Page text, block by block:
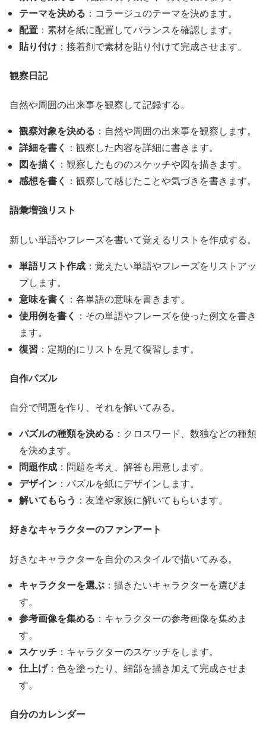
テーマを決める ：コラージュのテーマを決めます。
配置 ：素材を紙に配置してバランスを確認します。
貼り付け ：接着剤で素材を貼り付けて完成させます。
観察日記
自然や周囲の出来事を観察して記録する。
観察対象を決める ：自然や周囲の出来事を観察します。
詳細を書く ：観察した内容を詳細に書きます。
図を描く ：観察したもののスケッチや図を描きます。
感想を書く ：観察して感じたことや気づきを書きます。
語彙増強リスト
新しい単語やフレーズを書いて覚えるリストを作成する。
単語リスト作成 ：覚えたい単語やフレーズをリストアッ
プします。
意味を書く ：各単語の意味を書きます。
使用例を書く ：その単語やフレーズを使った例文を書き
ます。
復習 ：定期的にリストを見て復習します。
自作パズル
自分で問題を作り、それを解いてみる。
パズルの種類を決める ：クロスワード、数独などの種類
を決めます。
問題作成 ：問題を考え、解答も用意します。
デザイン ：パズルを紙にデザインします。
解いてもらう ：友達や家族に解いてもらいます。
好きなキャラクターのファンアート
好きなキャラクターを自分のスタイルで描いてみる。
キャラクターを選ぶ ：描きたいキャラクターを選びま
す。
参考画像を集める ：キャラクターの参考画像を集めま
す。
スケッチ ：キャラクターのスケッチをします。
仕上げ：色を塗ったり、細部を描き加えて完成させま
す。
自分のカレンダー